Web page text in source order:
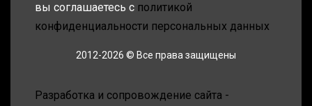
вы соглашаетесь с политикой
конфиденциальности персональных данных
2012-2026 © Все права защищены
Разработка и сопровождение сайта -